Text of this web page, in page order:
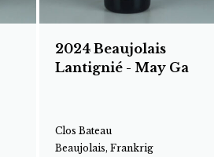
2024 Beaujolais
Lantignié - May Ga
Clos Bateau
Beaujolais, Frankrig